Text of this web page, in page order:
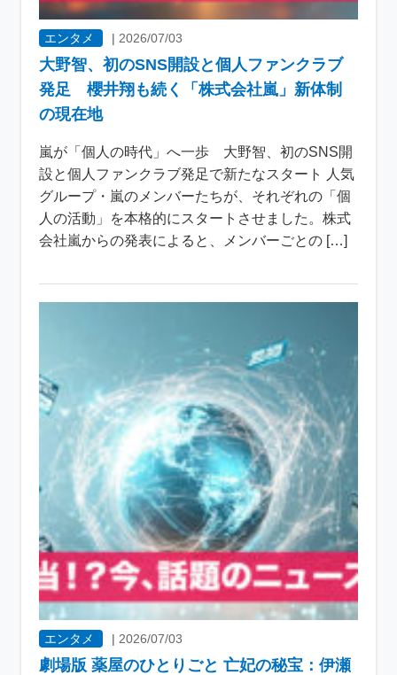
エンタメ | 2026/07/03
大野智、初のSNS開設と個人ファンクラブ
発足 櫻井翔も続く「株式会社嵐」新体制
の現在地
嵐が「個人の時代」へ一歩 大野智、初のSNS開
設と個人ファンクラブ発足で新たなスタート 人気
グループ・嵐のメンバーたちが、それぞれの「個
人の活動」を本格的にスタートさせました。株式
会社嵐からの発表によると、メンバーごとの […]
エンタメ | 2026/07/03
劇場版 薬屋のひとりごと 亡妃の秘宝：伊瀬